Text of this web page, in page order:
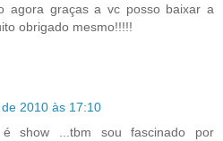
agora graças a vc posso baixar a
obrigado mesmo!!!!!
2010 às 17:10
show ...tbm sou fascinado por